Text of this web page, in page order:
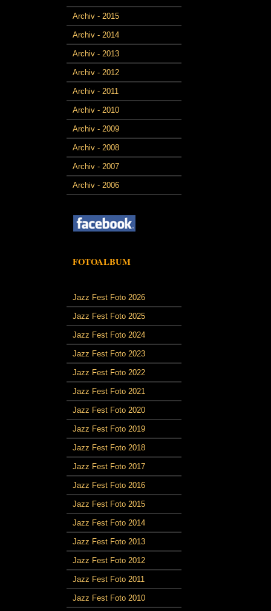
Archiv - 2015
Archiv - 2014
Archiv - 2013
Archiv - 2012
Archiv - 2011
Archiv - 2010
Archiv - 2009
Archiv - 2008
Archiv - 2007
Archiv - 2006
FOTOALBUM
Jazz Fest Foto 2026
Jazz Fest Foto 2025
Jazz Fest Foto 2024
Jazz Fest Foto 2023
Jazz Fest Foto 2022
Jazz Fest Foto 2021
Jazz Fest Foto 2020
Jazz Fest Foto 2019
Jazz Fest Foto 2018
Jazz Fest Foto 2017
Jazz Fest Foto 2016
Jazz Fest Foto 2015
Jazz Fest Foto 2014
Jazz Fest Foto 2013
Jazz Fest Foto 2012
Jazz Fest Foto 2011
Jazz Fest Foto 2010